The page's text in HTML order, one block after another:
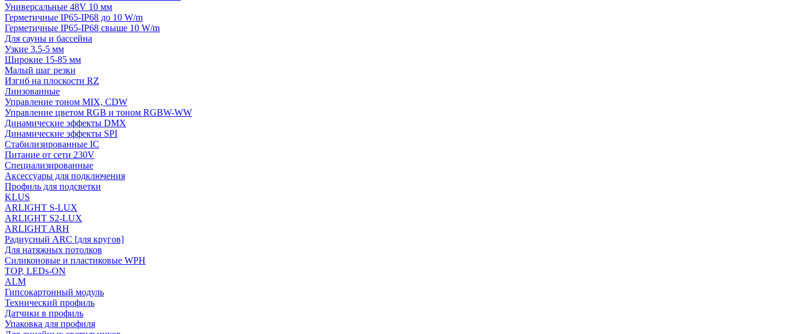
Универсальные 48V 10 мм
Герметичные IP65-IP68 до 10 W/m
Герметичные IP65-IP68 свыше 10 W/m
Для сауны и бассейна
Узкие 3.5-5 мм
Широкие 15-85 мм
Малый шаг резки
Изгиб на плоскости RZ
Линзованные
Управление тоном MIX, CDW
Управление цветом RGB и тоном RGBW-WW
Динамические эффекты DMX
Динамические эффекты SPI
Стабилизированные IC
Питание от сети 230V
Специализированные
Аксессуары для подключения
Профиль для подсветки
KLUS
ARLIGHT S-LUX
ARLIGHT S2-LUX
ARLIGHT ARH
Радиусный ARC [для кругов]
Для натяжных потолков
Силиконовые и пластиковые WPH
TOP, LEDs-ON
ALM
Гипсокартонный модуль
Технический профиль
Датчики в профиль
Упаковка для профиля